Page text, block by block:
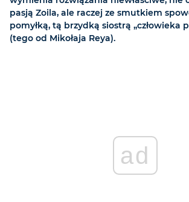
pasją Zoila, ale raczej ze smutkiem
pomyłką, tą brzydką siostrą „człowieka
(tego od Mikołaja Reya).
ad